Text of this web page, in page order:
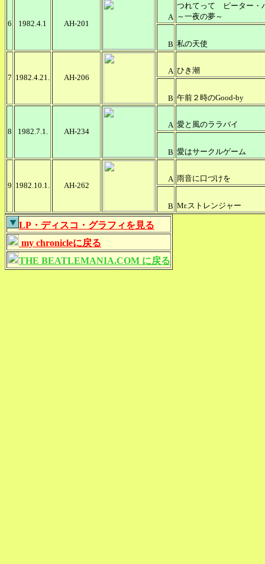
6 1982.4.1 AH-201
A
つれてって ピーター・
～一夜の夢～
B 私の天使
7 1982.4.21. AH-206
A ひき潮
B 午前２時のGood-by
8 1982.7.1. AH-234
A 愛と風のララバイ
B 愛はサークルゲーム
9 1982.10.1. AH-262
A 雨音に口づけを
B Mr.ストレンジャー
LP・ディスコ・グラフィを見る
my chronicleに戻る
THE BEATLEMANIA.COM に戻る